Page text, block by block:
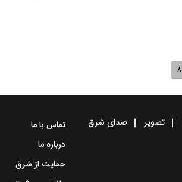
۸
تصویر صدای شرق
تماس با ما
درباره ما
حمایت از شرق